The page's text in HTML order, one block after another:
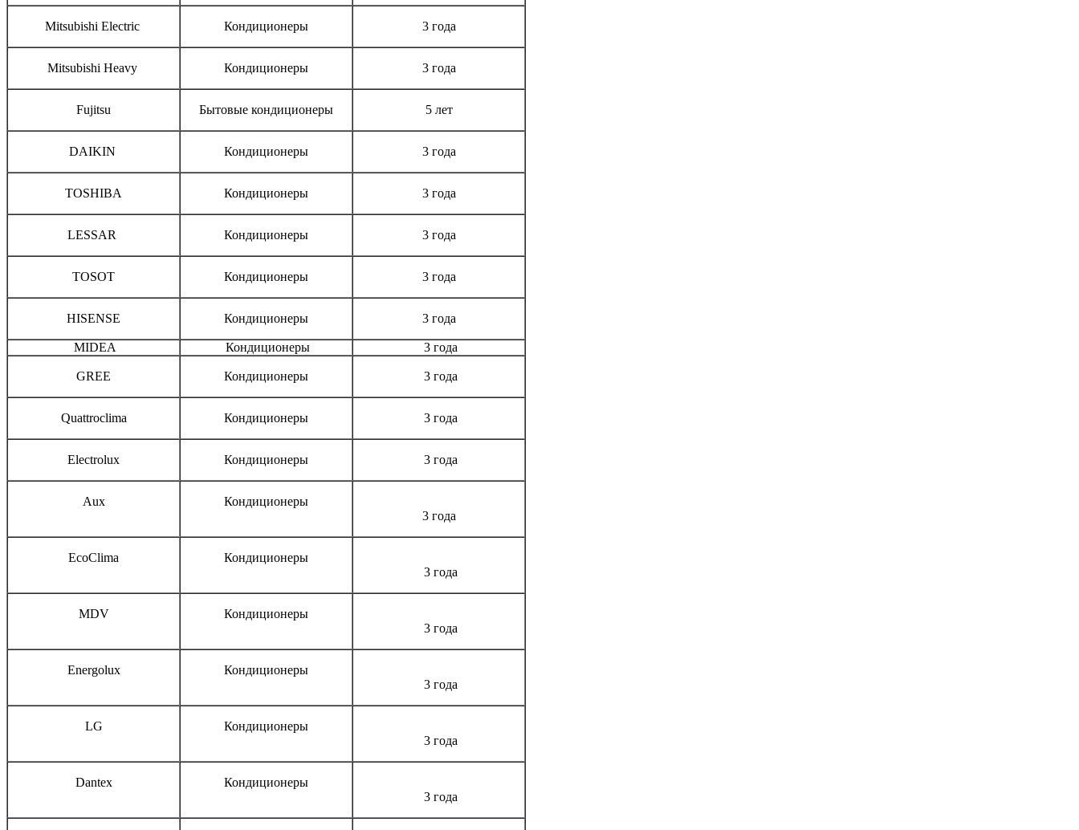
Mitsubishi Electric Кондиционеры 3 года
Mitsubishi Heavy Кондиционеры 3 года
Fujitsu Бытовые кондиционеры 5 лет
DAIKIN Кондиционеры 3 года
TOSHIBA Кондиционеры 3 года
LESSAR Кондиционеры 3 года
TOSOT Кондиционеры 3 года
HISENSE Кондиционеры 3 года
MIDEA Кондиционеры 3 года
GREE Кондиционеры 3 года
Quattroclima Кондиционеры 3 года
Electrolux Кондиционеры 3 года
Aux
Кондиционеры
3 года
EcoClima
Кондиционеры
3 года
MDV
Кондиционеры
3 года
Energolux
Кондиционеры
3 года
LG
Кондиционеры
3 года
Dantex
Кондиционеры
3 года